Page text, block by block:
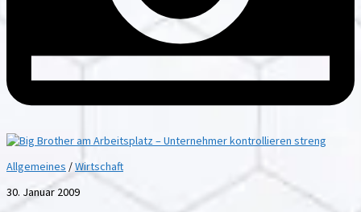
Allgemeines /Wirtschaft
30. Januar 2009